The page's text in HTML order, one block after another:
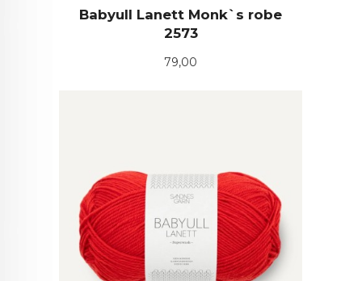
Babyull Lanett Monk`s robe
2573
Pris
79,00